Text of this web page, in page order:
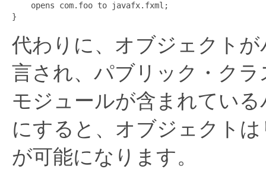
    opens com.foo to javafx.fxml;
}
代わりに、オブジェクト
言され、パブリック・ク
モジュールが含まれてい
にすると、オブジェクト
が可能になります。